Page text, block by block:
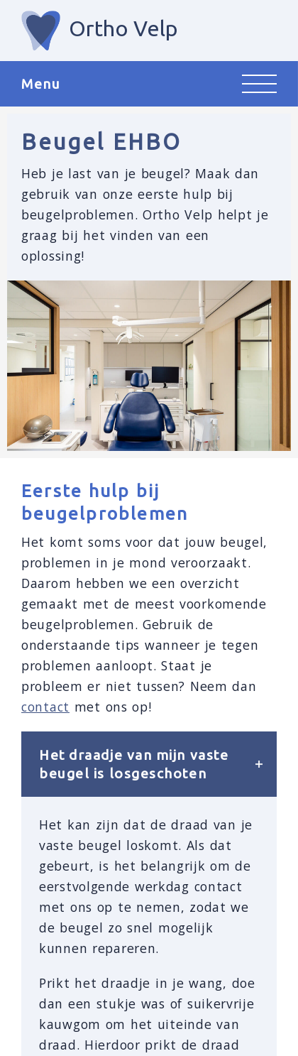
Ortho Velp
Menu
Contact
Beugel EHBO
Heb je last van je beugel? Maak dan
gebruik van onze eerste hulp bij
beugelproblemen. Ortho Velp helpt je
graag bij het vinden van een
oplossing!
Eerste hulp bij
beugelproblemen
Het komt soms voor dat jouw beugel,
problemen in je mond veroorzaakt.
Daarom hebben we een overzicht
gemaakt met de meest voorkomende
beugelproblemen. Gebruik de
onderstaande tips wanneer je tegen
problemen aanloopt. Staat je
probleem er niet tussen? Neem dan
contact met ons op!
Het draadje van mijn vaste
beugel is losgeschoten
Het kan zijn dat de draad van je
vaste beugel loskomt. Als dat
gebeurt, is het belangrijk om de
eerstvolgende werkdag contact
met ons op te nemen, zodat we
de beugel zo snel mogelijk
kunnen repareren.
Prikt het draadje in je wang, doe
dan een stukje was of suikervrije
kauwgom om het uiteinde van
draad. Hierdoor prikt de draad